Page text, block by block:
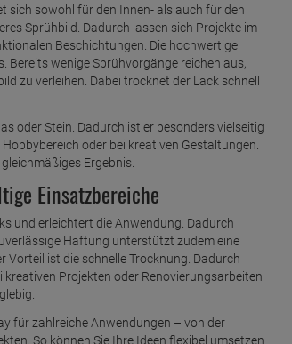
sich sowohl für den Innen- als auch für den
Sprühbild. Dadurch lassen sich Projekte im
Beschichtungen. Die hochwertige
Bereits wenige Sprühvorgänge reichen aus,
zu verleihen. Dabei trocknet der Lack schnell
oder Stein. Dadurch ist er besonders vielseitig
oder bei kreativen Gestaltungen.
Ergebnis.
Einsatzbereiche
und erleichtert die Anwendung. Dadurch
Haftung unterstützt zudem eine
ist die schnelle Trocknung. Dadurch
Projekten oder Renovierungsarbeiten
für zahlreiche Anwendungen – von der
So können Sie Ihre Ideen flexibel umsetzen